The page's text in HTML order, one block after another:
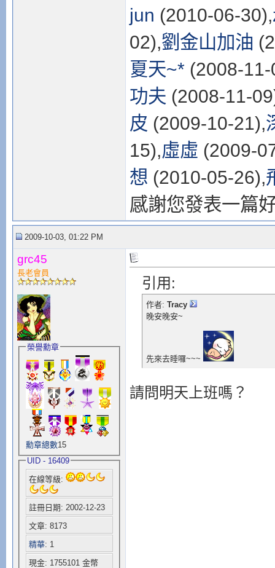
jun (2010-06-30),
02),劉金山加油
夏天~* (2008-
功夫 (2008-11-
皮 (2009-10-21),
15),虛虛 (2009-
想 (2010-05-26),
感謝您發表一篇
2009-10-03, 01:22 PM
grc45
長老會員
榮譽勳章
勳章總數15
UID - 16409
在線等級:
註冊日期: 2002-12-23
文章: 8173
精華: 1
現金: 1755101 金幣
引用:
作者: Tracy
晚安晚安~
先來去睡囉~~~
請問明天上班嗎？